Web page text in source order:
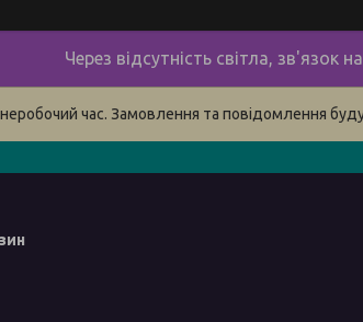
Через відсутність світла, зв'язок
неробочий час. Замовлення та повідомлення